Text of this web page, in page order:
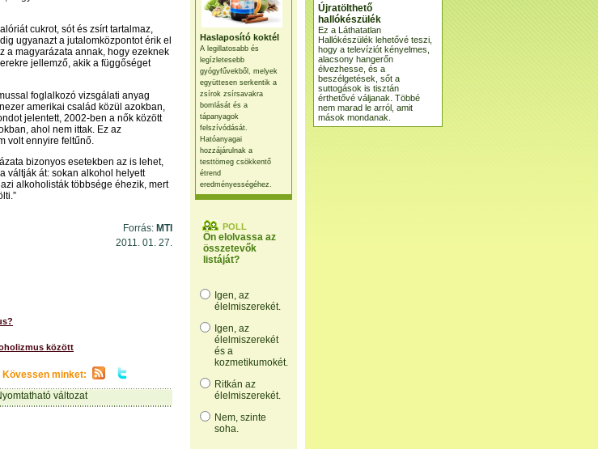
Haslaposító koktél
A legillatosabb és
legízletesebb
gyógyfűvekből, melyek
együttesen serkentik a
zsírok zsírsavakra
bomlását és a
tápanyagok
felszívódását.
Hatóanyagai
hozzájárulnak a
testtömeg csökkentő
étrend
eredményességéhez.
POLL
Ön elolvassa az
összetevők
listáját?
Igen, az
élelmiszerekét.
Igen, az
élelmiszerekét
és a
kozmetikumokét.
Ritkán az
élelmiszerekét.
Nem, szinte
soha.
cukrot, sót és zsírt tartalmaz,
ugyanazt a jutalomközpontot érik el
a magyarázata annak, hogy ezeknek
jellemző, akik a függőséget
foglalkozó vizsgálati anyag
amerikai család közül azokban,
jelentett, 2002-ben a nők között
ahol nem ittak. Ez az
volt ennyire feltűnő.
bizonyos esetekben az is lehet,
váltják át: sokan alkohol helyett
alkoholisták többsége éhezik, mert
Forrás: MTI
2011. 01. 27.
között
Kövessen minket:
változat
Újratölthető
hallókészülék
Ez a Láthatatlan
Hallókészülék lehetővé teszi,
hogy a televíziót kényelmes,
alacsony hangerőn
élvezhesse, és a
beszélgetések, sőt a
suttogások is tisztán
érthetővé váljanak. Többé
nem marad le arról, amit
mások mondanak.